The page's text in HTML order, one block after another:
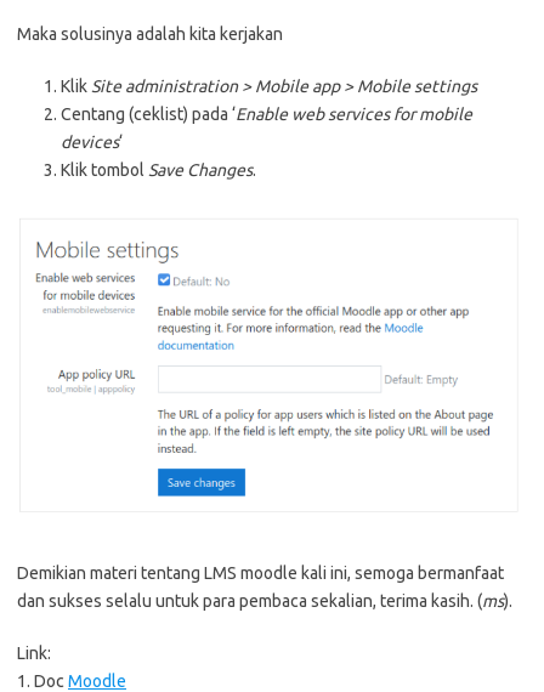
Maka solusinya adalah kita kerjakan
Klik Site administration > Mobile app > Mobile settings
Centang (ceklist) pada ‘Enable web services for mobile
devices‘
Klik tombol Save Changes.
Demikian materi tentang LMS moodle kali ini, semoga bermanfaat
dan sukses selalu untuk para pembaca sekalian, terima kasih. (ms).
Link:
1. Doc Moodle